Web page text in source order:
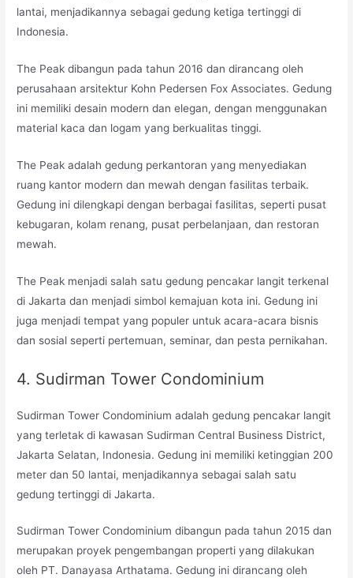
lantai, menjadikannya sebagai gedung ketiga tertinggi di
Indonesia.
The Peak dibangun pada tahun 2016 dan dirancang oleh
perusahaan arsitektur Kohn Pedersen Fox Associates. Gedung
ini memiliki desain modern dan elegan, dengan menggunakan
material kaca dan logam yang berkualitas tinggi.
The Peak adalah gedung perkantoran yang menyediakan
ruang kantor modern dan mewah dengan fasilitas terbaik.
Gedung ini dilengkapi dengan berbagai fasilitas, seperti pusat
kebugaran, kolam renang, pusat perbelanjaan, dan restoran
mewah.
The Peak menjadi salah satu gedung pencakar langit terkenal
di Jakarta dan menjadi simbol kemajuan kota ini. Gedung ini
juga menjadi tempat yang populer untuk acara-acara bisnis
dan sosial seperti pertemuan, seminar, dan pesta pernikahan.
4. Sudirman Tower Condominium
Sudirman Tower Condominium adalah gedung pencakar langit
yang terletak di kawasan Sudirman Central Business District,
Jakarta Selatan, Indonesia. Gedung ini memiliki ketinggian 200
meter dan 50 lantai, menjadikannya sebagai salah satu
gedung tertinggi di Jakarta.
Sudirman Tower Condominium dibangun pada tahun 2015 dan
merupakan proyek pengembangan properti yang dilakukan
oleh PT. Danayasa Arthatama. Gedung ini dirancang oleh